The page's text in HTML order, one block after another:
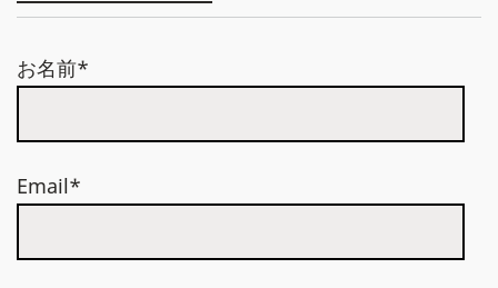
お名前*
Email*